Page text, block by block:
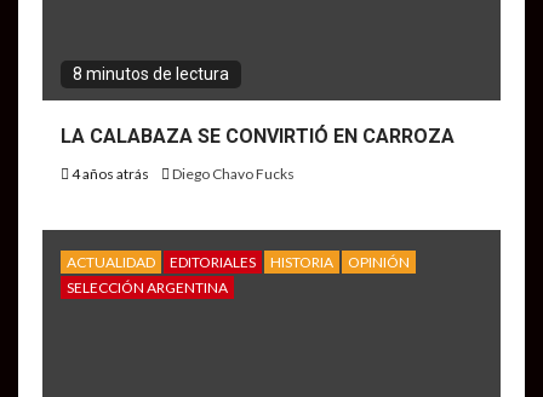
8 minutos de lectura
LA CALABAZA SE CONVIRTIÓ EN CARROZA
4 años atrás Diego Chavo Fucks
ACTUALIDAD EDITORIALES HISTORIA
OPINIÓN
SELECCIÓN ARGENTINA